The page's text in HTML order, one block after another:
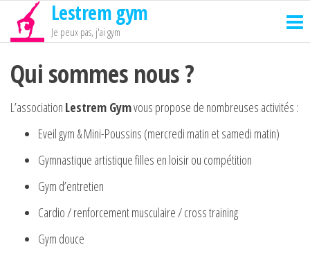
Passer
contenu
Lestrem gym
Je peux pas, j'ai gym
Qui sommes nous ?
L’association Lestrem Gymvous propose de nombreuses activités :
Eveil gym & Mini-Poussins (mercredi matin et samedi matin)
Gymnastique artistique filles en loisir ou compétition
Gym d’entretien
Cardio / renforcement musculaire / cross training
Gym douce